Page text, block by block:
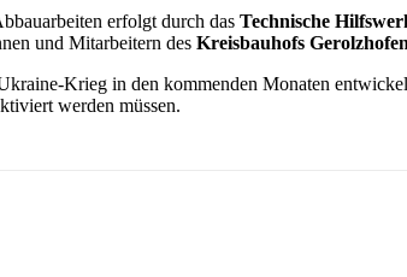
erfolgt durch das Technische
und Mitarbeitern des Kreisbauhofs Gerolzhofen
Krieg in den kommenden Monaten
werden müssen.